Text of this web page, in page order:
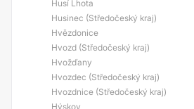
Husí Lhota
Husinec (Středočeský kraj)
Hvězdonice
Hvozd (Středočeský kraj)
Hvožďany
Hvozdec (Středočeský kraj)
Hvozdnice (Středočeský kraj)
Hýskov